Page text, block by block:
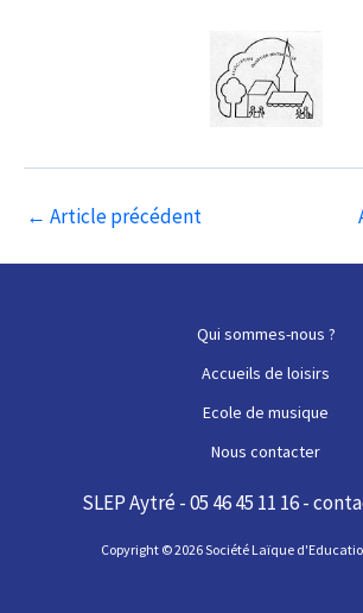
Navigation
← Article précédent
Qui sommes-nous ?
Accueils de loisirs
Ecole de musique
Nous contacter
SLEP Aytré - 05 46 45 11 16 -
Copyright © 2026 Société Laïque